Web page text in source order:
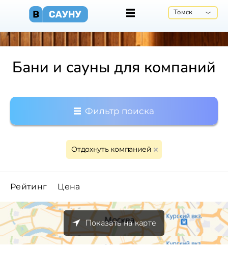
Томск
Бани и сауны для компаний
Фильтр поиска
Отдохнуть компанией
Рейтинг Цена
Показать на карте